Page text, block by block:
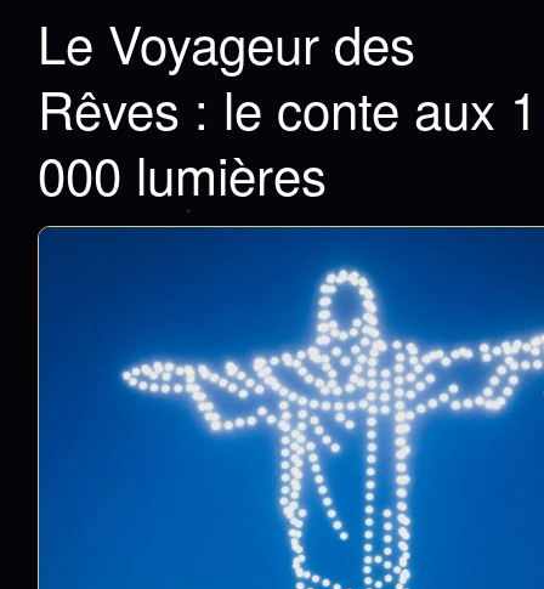
Le Voyageur des
Rêves : le conte aux 1
000 lumières